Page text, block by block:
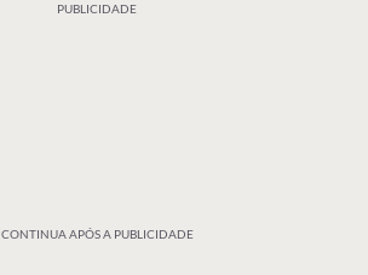
PUBLICIDADE
CONTINUA APÓS A PUBLICIDADE